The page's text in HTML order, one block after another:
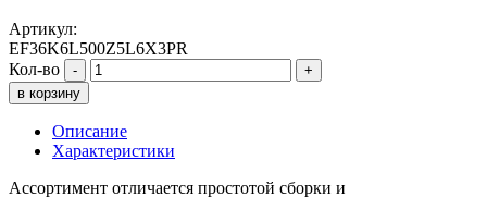
Артикул:
EF36K6L500Z5L6X3PR
Кол-во
-
+
в корзину
Описание
Характеристики
Ассортимент отличается простотой сборки и